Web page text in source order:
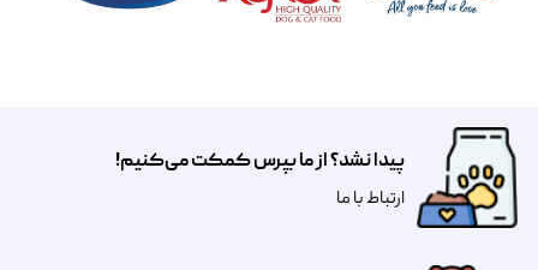
پیدا نشد؟ از ما بپرس کمکت می‌کنیم!
​​​ارتباط با ما